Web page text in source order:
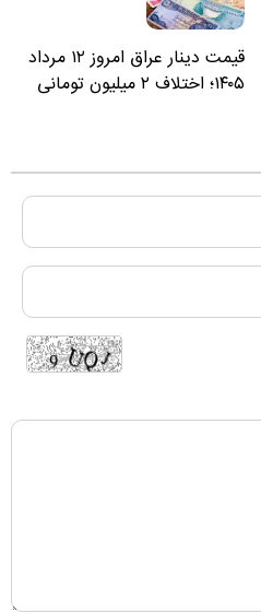
قیمت دینار عراق امروز ۱۲ مرداد
۱۴۰۵؛ اختلاف ۲ میلیون تومانی